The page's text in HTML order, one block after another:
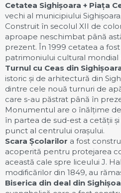
Cetatea Sighișoara + Piața
vechi al municipiului
Construit în secolul XII de
aproape neschimbat până
prezent. În 1999 cetatea a
patrimoniului cultural mondial
Turnul cu Ceas din
istoric și de arhitectură din
dintre cele nouă turnuri de
care s-au păstrat până în
Monumentul are o înălțime
în partea de sud-est a cetății
punct al centrului orașului.
Scara Școlarilor a fost
acoperită pentru protejarea
această cale spre liceului J.
modificărilor din 1849, au
Biserica din deal din